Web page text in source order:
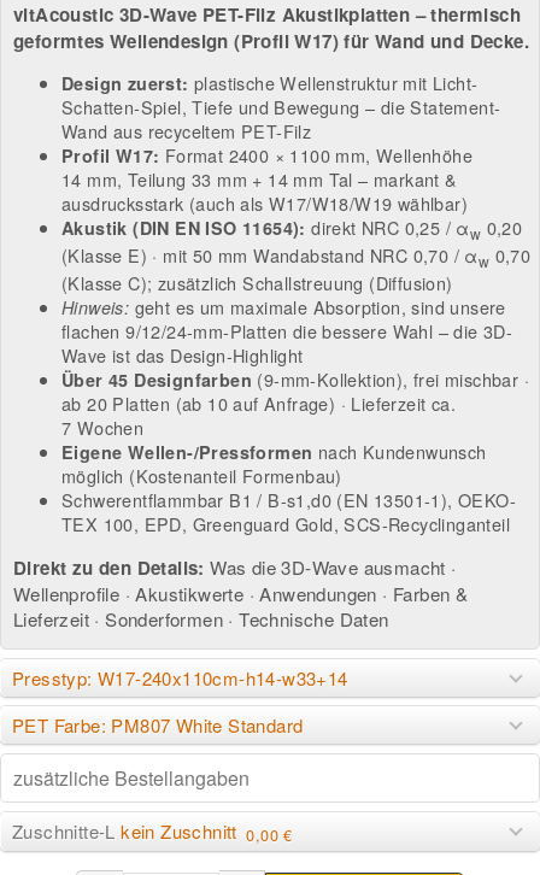
vitAcoustic 3D-Wave PET-Filz Akustikplatten – thermisch
geformtes Wellendesign (Profil W17) für Wand und Decke.
Design zuerst: plastische Wellenstruktur mit Licht-
Schatten-Spiel, Tiefe und Bewegung – die Statement-
Wand aus recyceltem PET-Filz
Profil W17: Format 2400 × 1100 mm, Wellenhöhe
14 mm, Teilung 33 mm + 14 mm Tal – markant &
ausdrucksstark (auch als W17/W18/W19 wählbar)
Akustik (DIN EN ISO 11654): direkt NRC 0,25 / αw 0,20
(Klasse E) · mit 50 mm Wandabstand NRC 0,70 / αw 0,70
(Klasse C); zusätzlich Schallstreuung (Diffusion)
Hinweis: geht es um maximale Absorption, sind unsere
flachen 9/12/24-mm-Platten die bessere Wahl – die 3D-
Wave ist das Design-Highlight
Über 45 Designfarben (9-mm-Kollektion), frei mischbar ·
ab 20 Platten (ab 10 auf Anfrage) · Lieferzeit ca.
7 Wochen
Eigene Wellen-/Pressformen nach Kundenwunsch
möglich (Kostenanteil Formenbau)
Schwerentflammbar B1 / B-s1,d0 (EN 13501-1), OEKO-
TEX 100, EPD, Greenguard Gold, SCS-Recyclinganteil
Direkt zu den Details: Was die 3D-Wave ausmacht ·
Wellenprofile ·Akustikwerte ·Anwendungen · Farben &
Lieferzeit ·Sonderformen ·Technische Daten
Presstyp: W17-240x110cm-h14-w33+14
PET Farbe: PM807 White Standard
Zuschnitte-Lkein Zuschnitt 0,00 €